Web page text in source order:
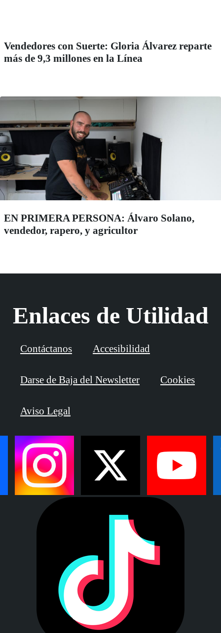
Vendedores con Suerte: Gloria Álvarez reparte
más de 9,3 millones en la Línea
EN PRIMERA PERSONA: Álvaro Solano,
vendedor, rapero, y agricultor
Enlaces de Utilidad
Contáctanos Accesibilidad
Darse de Baja del Newsletter Cookies
Aviso Legal